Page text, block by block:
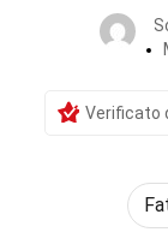
Verificato